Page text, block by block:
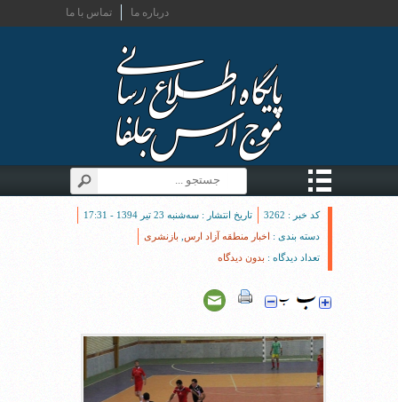
تماس با ما درباره ما
کد خبر : 3262
تاریخ انتشار : سه‌شنبه 23 تیر 1394 - 17:31
دسته بندی : اخبار منطقه آزاد ارس
بازنشری
تعداد دیدگاه : بدون دیدگاه